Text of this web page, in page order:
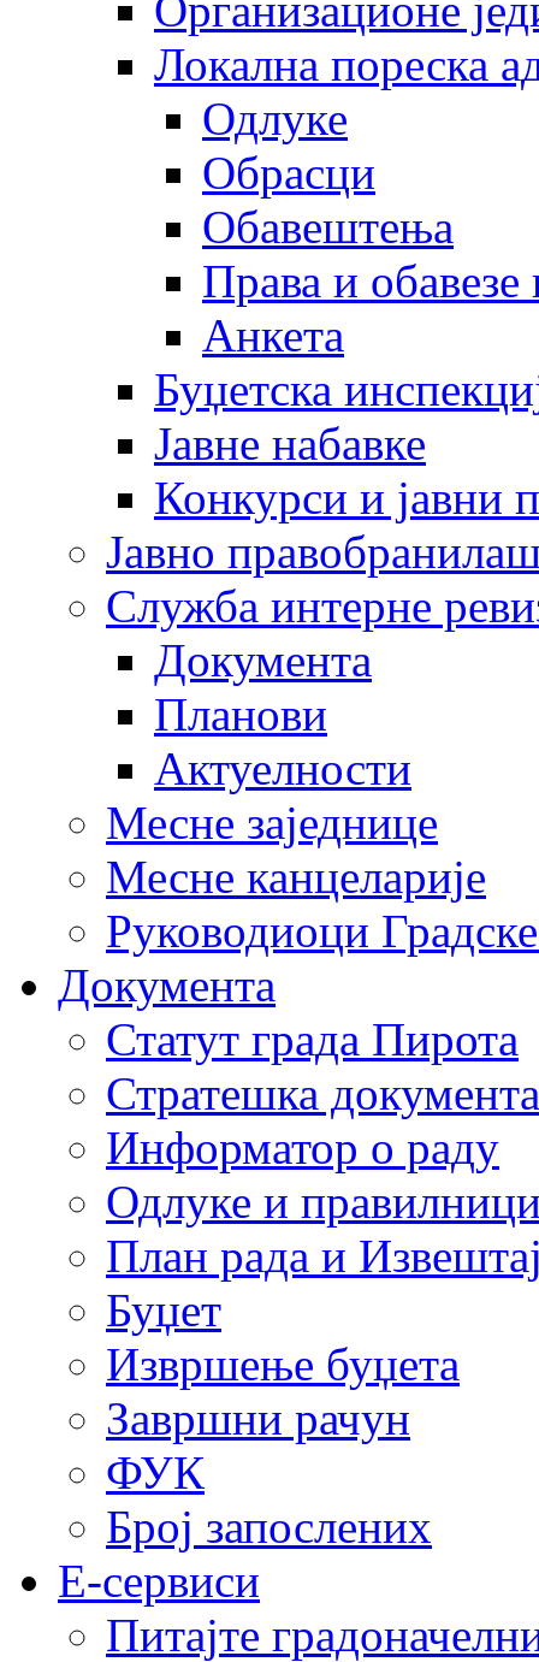
Локална пореска
Одлуке
Обрасци
Обавештења
Права и
Анкета
Буџетска
Јавне набавке
Конкурси и јавни
Јавно
Служба интерне
Документа
Планови
Актуелности
Месне заједнице
Месне канцеларије
Руководиоци
Документа
Статут града Пирота
Стратешка документа
Информатор о раду
Одлуке и
План рада и
Буџет
Извршење буџета
Завршни рачун
ФУК
Број запослених
E-сервиси
Питајте